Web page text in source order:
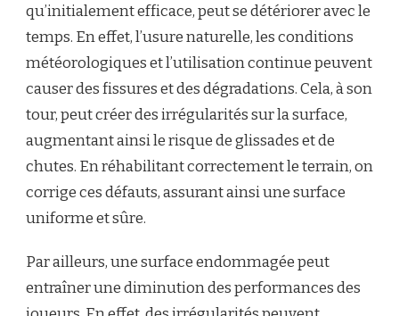
qu’initialement efficace, peut se détériorer avec le
temps. En effet, l’usure naturelle, les conditions
météorologiques et l’utilisation continue peuvent
causer des fissures et des dégradations. Cela, à son
tour, peut créer des irrégularités sur la surface,
augmentant ainsi le risque de glissades et de
chutes. En réhabilitant correctement le terrain, on
corrige ces défauts, assurant ainsi une surface
uniforme et sûre.
Par ailleurs, une surface endommagée peut
entraîner une diminution des performances des